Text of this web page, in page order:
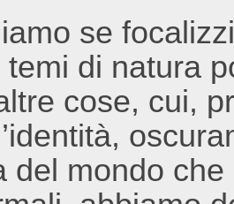
se
di natura
cose, cui,
del mondo